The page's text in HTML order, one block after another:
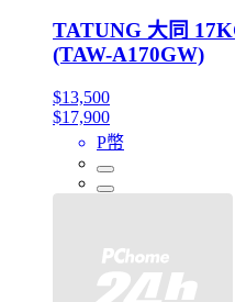
TATUNG 大同
(TAW-A170GW)
$13,500
$17,900
P幣